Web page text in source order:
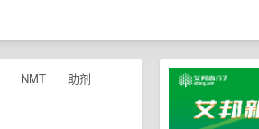
NMT
助剂